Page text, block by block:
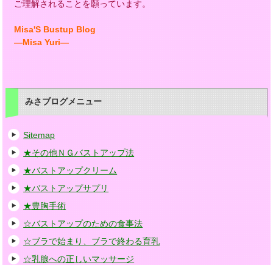
ご理解されることを願っています。
Misa'S Bustup Blog
―Misa Yuri―
みさブログメニュー
Sitemap
★その他ＮＧバストアップ法
★バストアップクリーム
★バストアップサプリ
★豊胸手術
☆バストアップのための食事法
☆ブラで始まり、ブラで終わる育乳
☆乳腺への正しいマッサージ